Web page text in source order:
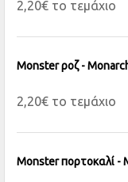
2,20€ το τεμάχιο
Monster ροζ -
2,20€ το τεμάχιο
Monster πορτοκαλί -